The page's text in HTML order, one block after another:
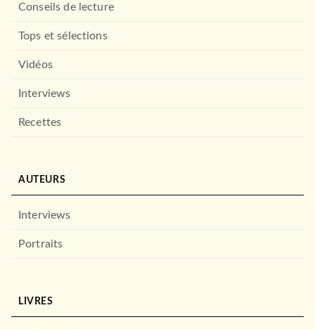
Une mort qui en vaut la
LE LIVRE DE POCHE
Conseils de lecture
Tops et sélections
Vidéos
Interviews
Recettes
AUTEURS
Interviews
Portraits
LIVRES